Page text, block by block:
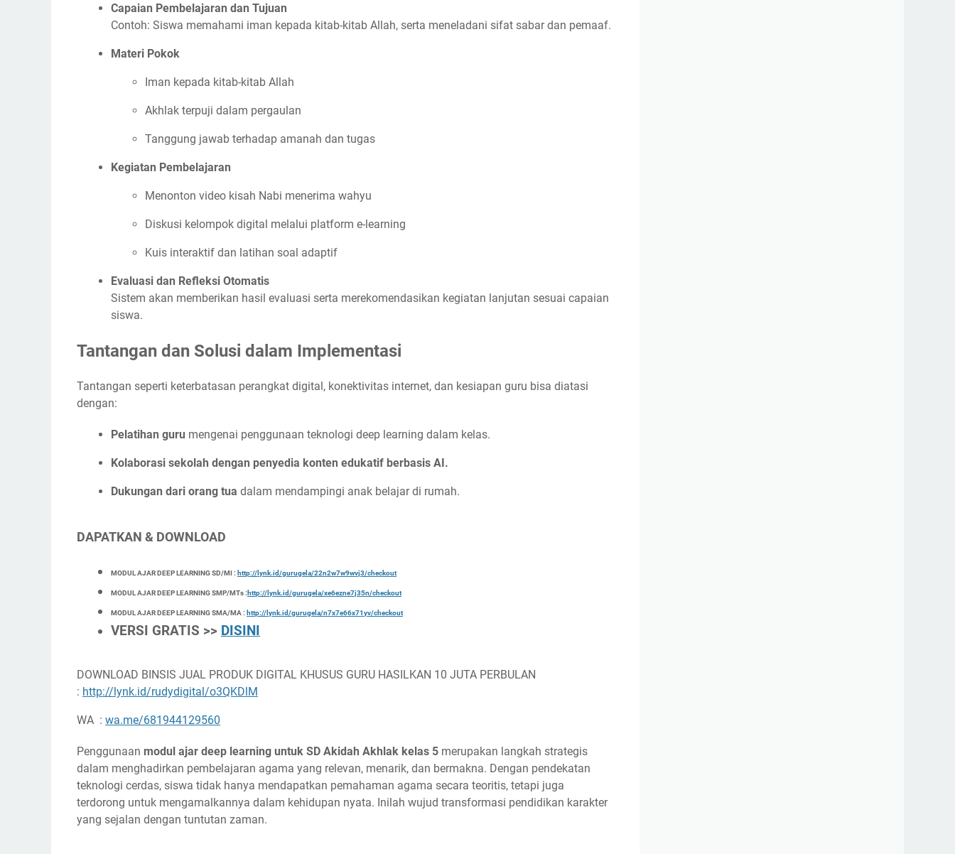
Capaian Pembelajaran dan Tujuan
Contoh: Siswa memahami iman kepada kitab-kitab Allah, serta meneladani sifat sabar dan pemaaf.
Materi Pokok
Iman kepada kitab-kitab Allah
Akhlak terpuji dalam pergaulan
Tanggung jawab terhadap amanah dan tugas
Kegiatan Pembelajaran
Menonton video kisah Nabi menerima wahyu
Diskusi kelompok digital melalui platform e-learning
Kuis interaktif dan latihan soal adaptif
Evaluasi dan Refleksi Otomatis
Sistem akan memberikan hasil evaluasi serta merekomendasikan kegiatan lanjutan sesuai capaian
siswa.
Tantangan dan Solusi dalam Implementasi
Tantangan seperti keterbatasan perangkat digital, konektivitas internet, dan kesiapan guru bisa diatasi
dengan:
Pelatihan guru mengenai penggunaan teknologi deep learning dalam kelas.
Kolaborasi sekolah dengan penyedia konten edukatif berbasis AI.
Dukungan dari orang tua dalam mendampingi anak belajar di rumah.
DAPATKAN & DOWNLOAD
MODUL AJAR DEEP LEARNING SD/MI : http://lynk.id/gurugela/22n2w7w9wvj3/checkout
MODUL AJAR DEEP LEARNING SMP/MTs : http://lynk.id/gurugela/xe6ezne7j35n/checkout
MODUL AJAR DEEP LEARNING SMA/MA : http://lynk.id/gurugela/n7x7e66x71yv/checkout
VERSI GRATIS >> DISINI
DOWNLOAD BINSIS JUAL PRODUK DIGITAL KHUSUS GURU HASILKAN 10 JUTA PERBULAN
: http://lynk.id/rudydigital/o3QKDlM
WA : wa.me/681944129560
Penggunaan modul ajar deep learning untuk SD Akidah Akhlak kelas 5 merupakan langkah strategis
dalam menghadirkan pembelajaran agama yang relevan, menarik, dan bermakna. Dengan pendekatan
teknologi cerdas, siswa tidak hanya mendapatkan pemahaman agama secara teoritis, tetapi juga
terdorong untuk mengamalkannya dalam kehidupan nyata. Inilah wujud transformasi pendidikan karakter
yang sejalan dengan tuntutan zaman.